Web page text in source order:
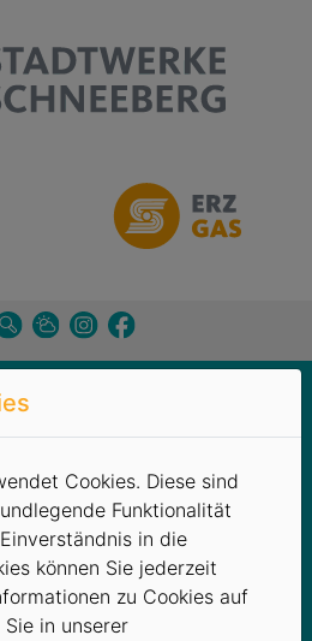
Dienstleistungen
für eine Vielzahl
zur Seite - von A wie
Wartung von Strom-, Gas-,
Cookies. Diese sind
Funktionalität
in die
können Sie jederzeit
zu Cookies auf
in unserer